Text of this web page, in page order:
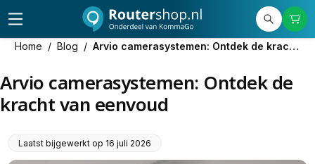
Home / Blog / Arvio camerasystemen: Ontdek de kracht van eenvoud
Arvio camerasystemen: Ontdek de
kracht van eenvoud
Laatst bijgewerkt op 16 juli 2026